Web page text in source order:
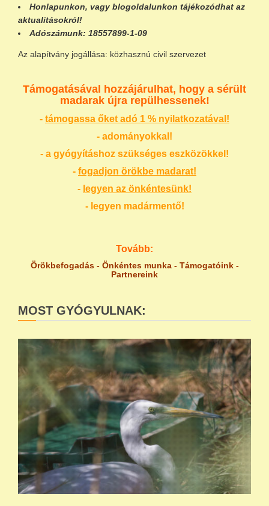
Honlapunkon, vagy blogoldalunkon tájékozódhat az
aktualitásokról!
Adószámunk: 18557899-1-09
Az alapítvány jogállása: közhasznú civil szervezet
Támogatásával hozzájárulhat, hogy a sérült
madarak újra repülhessenek!
- támogassa őket adó 1 % nyilatkozatával!
- adományokkal!
- a gyógyításhoz szükséges eszközökkel!
- fogadjon örökbe madarat!
- legyen az önkéntesünk!
- legyen madármentő!
Tovább:
Örökbefogadás - Önkéntes munka- Támogatóink-
Partnereink
MOST GYÓGYULNAK: